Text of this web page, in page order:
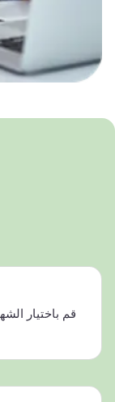
قم باختيار